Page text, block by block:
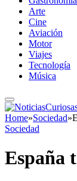
Arte
Cine
Aviación
Motor
Viajes
Tecnología
Música
Home»Sociedad»
Sociedad
España